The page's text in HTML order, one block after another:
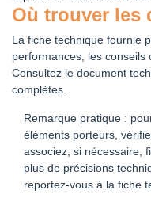
Où trouver les
La fiche technique fournie
performances, les
Consultez le document
complètes.
Remarque pratique :
éléments porteurs,
associez, si nécessaire,
plus de précisions
reportez-vous à la fiche